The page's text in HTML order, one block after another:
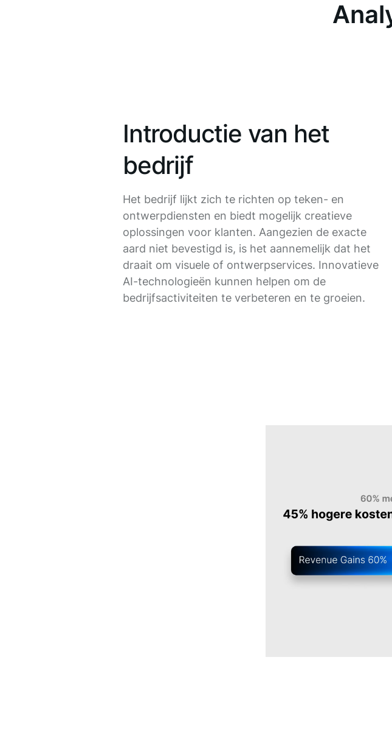
Introductie van het
bedrijf
Het bedrijf lijkt zich te richten op teken- en
ontwerpdiensten en biedt mogelijk creatieve
oplossingen voor klanten. Aangezien de exacte
aard niet bevestigd is, is het aannemelijk dat het
draait om visuele of ontwerpservices. Innovatieve
AI-technologieën kunnen helpen om de
bedrijfsactiviteiten te verbeteren en te groeien.